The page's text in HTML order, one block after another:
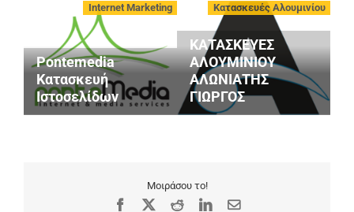
Internet Marketing
Pontemedia
Κατασκευή
Ιστοσελίδων
Κατασκευές Αλουμινίου
ΚΑΤΑΣΚΕΥΕΣ
ΑΛΟΥΜΙΝΙΟΥ
ΑΛΩΝΙΑΤΗΣ
ΓΙΩΡΓΟΣ
Μοιράσου το!
Facebook RedditLinkedIn
Email